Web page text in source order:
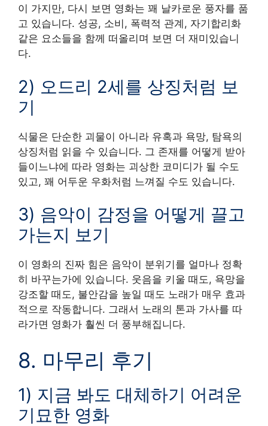
이 가지만, 다시 보면 영화는 꽤 날카로운 풍자를 품
고 있습니다. 성공, 소비, 폭력적 관계, 자기합리화
같은 요소들을 함께 떠올리며 보면 더 재미있습니
다.
2) 오드리 2세를 상징처럼 보
기
식물은 단순한 괴물이 아니라 유혹과 욕망, 탐욕의
상징처럼 읽을 수 있습니다. 그 존재를 어떻게 받아
들이느냐에 따라 영화는 괴상한 코미디가 될 수도
있고, 꽤 어두운 우화처럼 느껴질 수도 있습니다.
3) 음악이 감정을 어떻게 끌고
가는지 보기
이 영화의 진짜 힘은 음악이 분위기를 얼마나 정확
히 바꾸는가에 있습니다. 웃음을 키울 때도, 욕망을
강조할 때도, 불안감을 높일 때도 노래가 매우 효과
적으로 작동합니다. 그래서 노래의 톤과 가사를 따
라가면 영화가 훨씬 더 풍부해집니다.
8. 마무리 후기
1) 지금 봐도 대체하기 어려운
기묘한 영화